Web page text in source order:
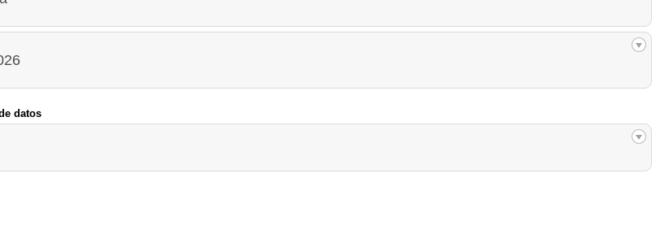
datos